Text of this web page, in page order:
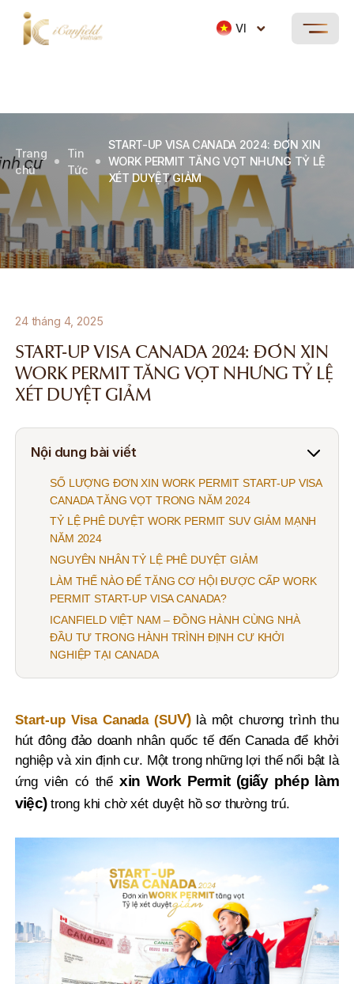
VI
Trang
chủ
Tin
Tức
START-UP VISA CANADA 2024: ĐƠN XIN
WORK PERMIT TĂNG VỌT NHƯNG TỶ LỆ
XÉT DUYỆT GIẢM
24 tháng 4, 2025
START-UP VISA CANADA 2024: ĐƠN XIN
WORK PERMIT TĂNG VỌT NHƯNG TỶ LỆ
XÉT DUYỆT GIẢM
Nội dung bài viết
SỐ LƯỢNG ĐƠN XIN WORK PERMIT START-UP VISA
CANADA TĂNG VỌT TRONG NĂM 2024
TỶ LỆ PHÊ DUYỆT WORK PERMIT SUV GIẢM MẠNH
NĂM 2024
NGUYÊN NHÂN TỶ LỆ PHÊ DUYỆT GIẢM
LÀM THẾ NÀO ĐỂ TĂNG CƠ HỘI ĐƯỢC CẤP WORK
PERMIT START-UP VISA CANADA?
ICANFIELD VIỆT NAM – ĐỒNG HÀNH CÙNG NHÀ
ĐẦU TƯ TRONG HÀNH TRÌNH ĐỊNH CƯ KHỞI
NGHIỆP TẠI CANADA
Start-up Visa Canada (SUV) là một chương trình thu
hút đông đảo doanh nhân quốc tế đến Canada để khởi
nghiệp và xin định cư. Một trong những lợi thế nổi bật là
ứng viên có thểxin Work Permit (giấy phép làm
việc)trong khi chờ xét duyệt hồ sơ thường trú.